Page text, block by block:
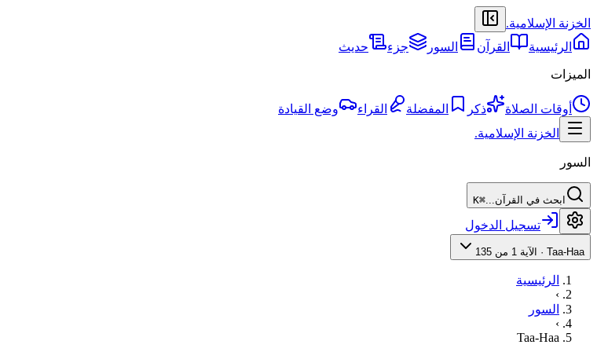
الخزنة الإسلامية.
الرئيسية
القرآن السور جزء حديث
الميزات
أوقات الصلاة ذكر المفضلة القراء
وضع القيادة
الخزنة الإسلامية.
السور
ابحث في القرآن...⌘K
تسجيل الدخول
Taa-Haa
· الآية 1 من 135
الرئيسية
›
السور
›
Taa-Haa